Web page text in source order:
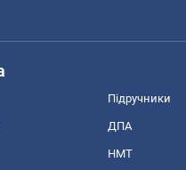
Підручники
ДПА
НМТ